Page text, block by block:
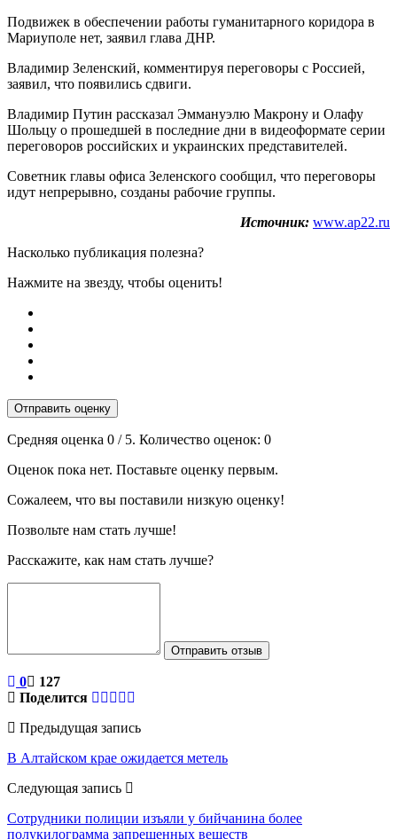
Подвижек в обеспечении работы гуманитарного коридора в
Мариуполе нет, заявил глава ДНР.
Владимир Зеленский, комментируя переговоры с Россией,
заявил, что появились сдвиги.
Владимир Путин рассказал Эммануэлю Макрону и Олафу
Шольцу о прошедшей в последние дни в видеоформате серии
переговоров российских и украинских представителей.
Советник главы офиса Зеленского сообщил, что переговоры
идут непрерывно, созданы рабочие группы.
Источник: www.ap22.ru
Насколько публикация полезна?
Нажмите на звезду, чтобы оценить!
Отправить оценку
Средняя оценка 0 / 5. Количество оценок: 0
Оценок пока нет. Поставьте оценку первым.
Сожалеем, что вы поставили низкую оценку!
Позвольте нам стать лучше!
Расскажите, как нам стать лучше?
Отправить отзыв
0
127
Поделится
Предыдущая запись
В Алтайском крае ожидается метель
Следующая запись
Сотрудники полиции изъяли у бийчанина более
полукилограмма запрещенных веществ